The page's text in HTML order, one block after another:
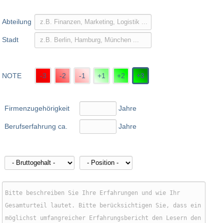
Abteilung
Stadt
NOTE -3 -2 -1 +1 +2 +3
Firmenzugehörigkeit
Berufserfahrung ca.
Jahre
Jahre